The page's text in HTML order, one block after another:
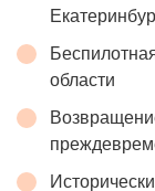
области